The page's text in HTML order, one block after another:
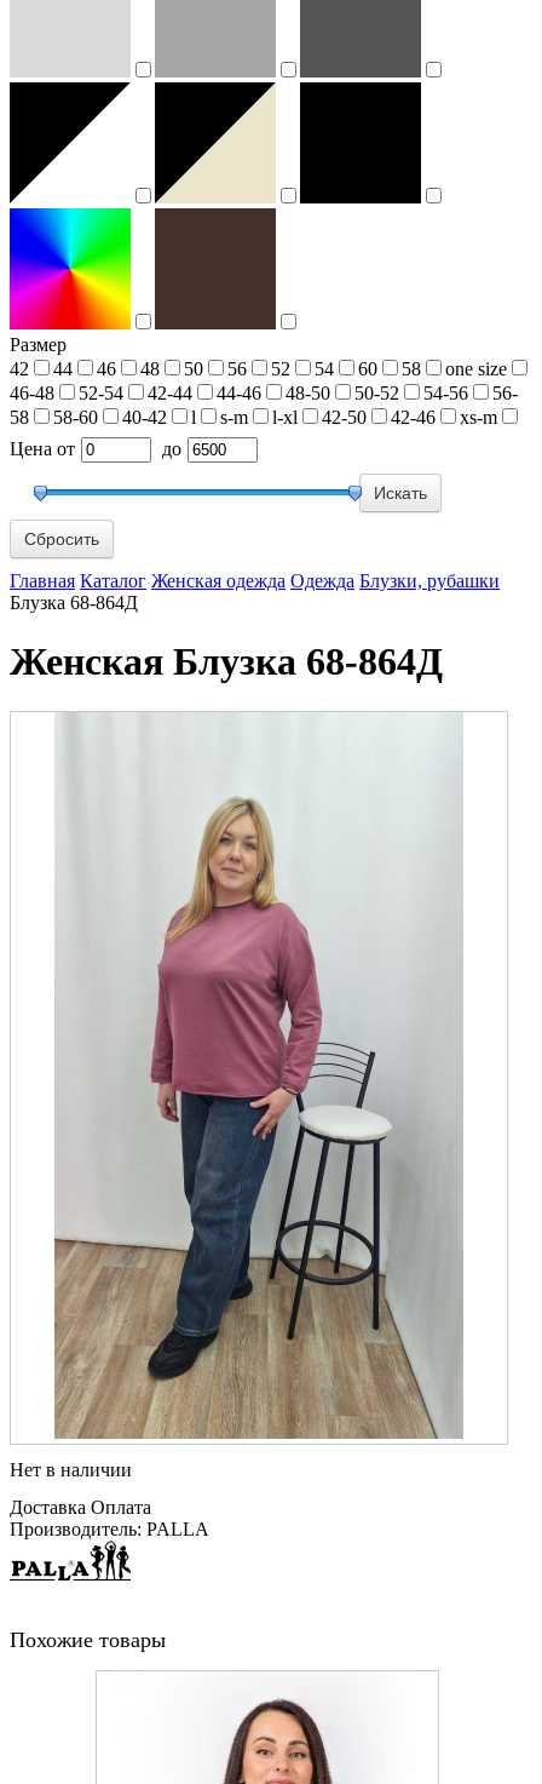
Размер
42
44 46 48 50 56 52 54 60 58
one size
46-48
52-54 42-44 44-46 48-50 50-52 54-56
56-
58
58-60 40-42 l s-m l-xl 42-50 42-46
xs-m
Цена от до
Сбросить
Главная Каталог Женская одежда Одежда Блузки, рубашки
Блузка 68-864Д
Женская Блузка 68-864Д
Нет в наличии
Доставка Оплата
Производитель: PALLA
Похожие товары